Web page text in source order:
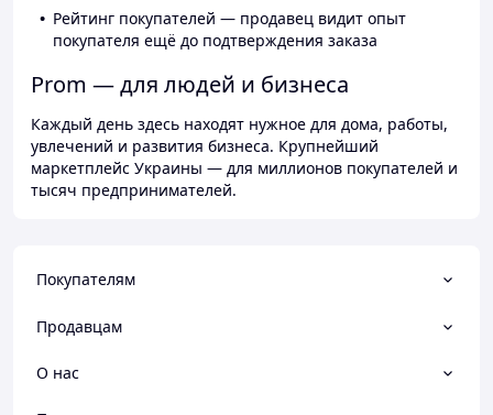
Рейтинг покупателей — продавец видит опыт
покупателя ещё до подтверждения заказа
Prom — для людей и бизнеса
Каждый день здесь находят нужное для дома, работы,
увлечений и развития бизнеса. Крупнейший
маркетплейс Украины — для миллионов покупателей и
тысяч предпринимателей.
Покупателям
Продавцам
О нас